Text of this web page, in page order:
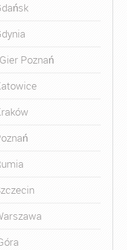
Poznań